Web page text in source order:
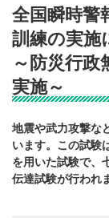
全国瞬時警
訓練の実施
～防災行
実施～
地震や武力攻撃な
います。この試験
を用いた試験で、
伝達試験が行われ